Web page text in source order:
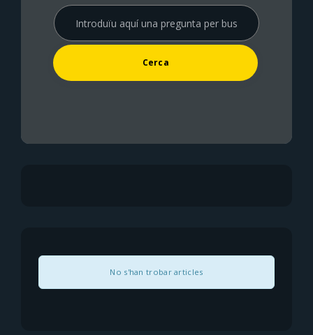
No s'han trobar articles